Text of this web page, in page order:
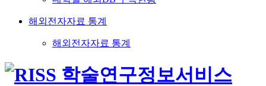
해외전자자료 통계
해외전자자료 통계